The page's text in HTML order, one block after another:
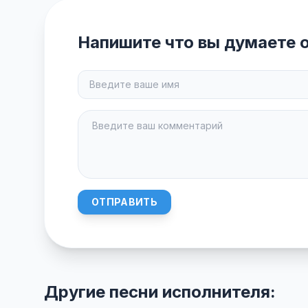
Напишите что вы думаете
ОТПРАВИТЬ
Другие песни исполнителя: